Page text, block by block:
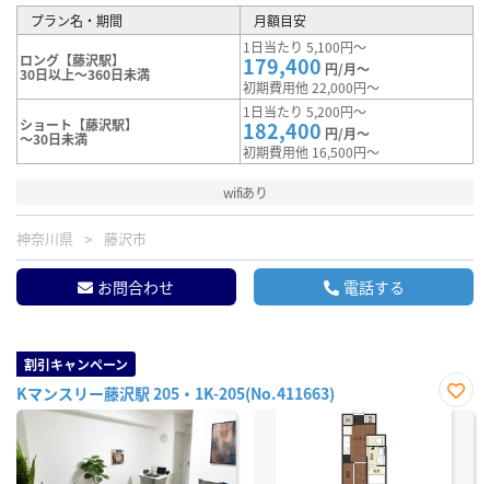
プラン名・期間 月額目安
ロング【藤沢駅】
30日以上～360日未満
1日当たり 5,100円～
179,400 円/月～
初期費用他 22,000円～
ショート【藤沢駅】
～30日未満
1日当たり 5,200円～
182,400 円/月～
初期費用他 16,500円～
wifiあり
神奈川県 藤沢市
お問合わせ 電話する
割引キャンペーン
Kマンスリー藤沢駅 205・1K-205(No.411663)
お気